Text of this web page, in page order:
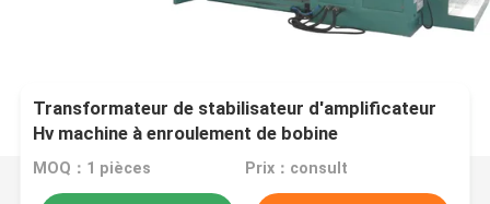
Transformateur de stabilisateur d'amplificateur
Hv machine à enroulement de bobine
MOQ：1 pièces Prix：consult